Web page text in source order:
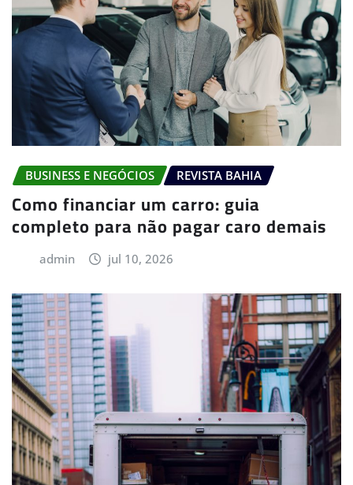
BUSINESS E NEGÓCIOS REVISTA BAHIA
Como financiar um carro: guia
completo para não pagar caro demais
admin jul 10, 2026